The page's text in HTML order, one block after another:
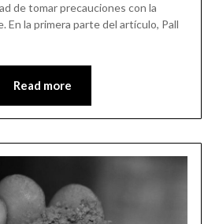
de tomar precauciones con la
En la primera parte del artículo, Pall
Read more